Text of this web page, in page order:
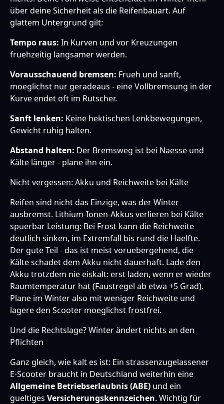
über deine Sicherheit als die Reifenbauart. Auf
glattem Untergrund gilt:
Tempo raus: In Kurven und vor Kreuzungen
fruehzeitig langsamer werden.
Vorausschauend bremsen: Frueh und sanft,
moeglichst nur geradeaus - eine Vollbremsung in der
Kurve endet oft im Rutscher.
Sanft lenken: Keine hektischen Lenkbewegungen,
Gewicht ruhig halten.
Abstand halten: Der Bremsweg ist bei Naesse und
Kälte länger - plane ihn ein.
Nicht vergessen: Akku und Reichweite bei Kälte
Reifen sind nicht das Einzige, was der Winter
ausbremst. Lithium-Ionen-Akkus verlieren bei Kälte
spuerbar Leistung: Bei Frost kann die Reichweite
deutlich sinken, im Extremfall bis rund die Haelfte.
Der gute Teil - das ist meist voruebergehend, die
Kälte schadet dem Akku nicht dauerhaft. Lade den
Akku trotzdem nie eiskalt: erst laden, wenn er wieder
Raumtemperatur hat (Faustregel ab etwa +5 Grad).
Plane im Winter also mit weniger Reichweite und
lagere den Scooter moeglichst frostfrei.
Und die Rechtslage? Winter ändert nichts an den
Pflichten
Ganz gleich, wie kalt es ist: Ein strassenzugelassener
E-Scooter braucht in Deutschland weiterhin eine
Allgemeine Betriebserlaubnis (ABE) und ein
gueltiges Versicherungskennzeichen. Wichtig für